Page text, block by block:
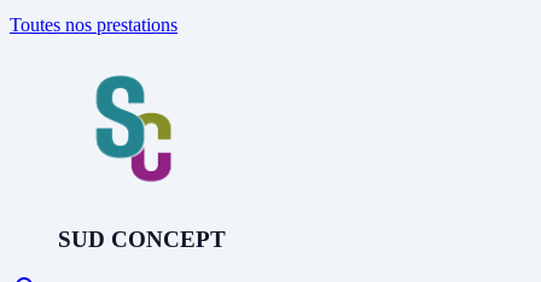
Toutes nos prestations
SUD CONCEPT